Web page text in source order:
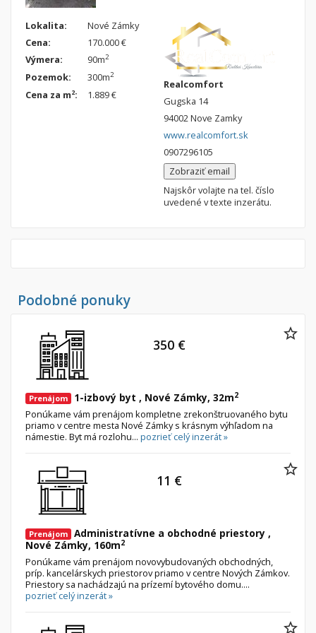
Lokalita:
Nové Zámky
Cena:
170.000 €
Výmera:
90m2
Pozemok: 300m2
Cena za m2: 1.889 €
Realcomfort
Gugska 14
94002 Nove Zamky
www.realcomfort.sk
0907296105
Zobraziť email
Najskôr volajte na tel. číslo
uvedené v texte inzerátu.
Podobné ponuky
Prenájom 1-izbový byt , Nové Zámky, 32m2
Ponúkame vám prenájom kompletne zrekonštruovaného bytu
priamo v centre mesta Nové Zámky s krásnym výhľadom na
námestie. Byt má rozlohu... pozrieť celý inzerát »
350 €
Prenájom Administratívne a obchodné priestory ,
Nové Zámky, 160m2
Ponúkame vám prenájom novovybudovaných obchodných,
príp. kancelárskych priestorov priamo v centre Nových Zámkov.
Priestory sa nachádzajú na prízemí bytového domu....
pozrieť celý inzerát »
11 €